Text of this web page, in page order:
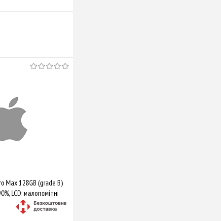
Max 128GB (grade B)
LCD: малопомітні
незн подряп,